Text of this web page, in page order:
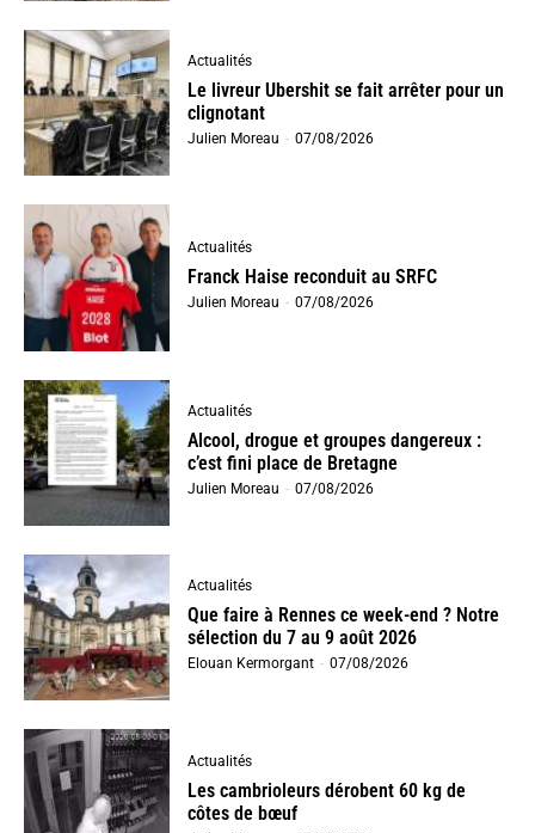
Actualités
Le livreur Ubershit se fait arrêter pour un
clignotant
Julien Moreau - 07/08/2026
Actualités
Franck Haise reconduit au SRFC
Julien Moreau - 07/08/2026
Actualités
Alcool, drogue et groupes dangereux :
c’est fini place de Bretagne
Julien Moreau - 07/08/2026
Actualités
Que faire à Rennes ce week-end ? Notre
sélection du 7 au 9 août 2026
Elouan Kermorgant - 07/08/2026
Actualités
Les cambrioleurs dérobent 60 kg de
côtes de bœuf